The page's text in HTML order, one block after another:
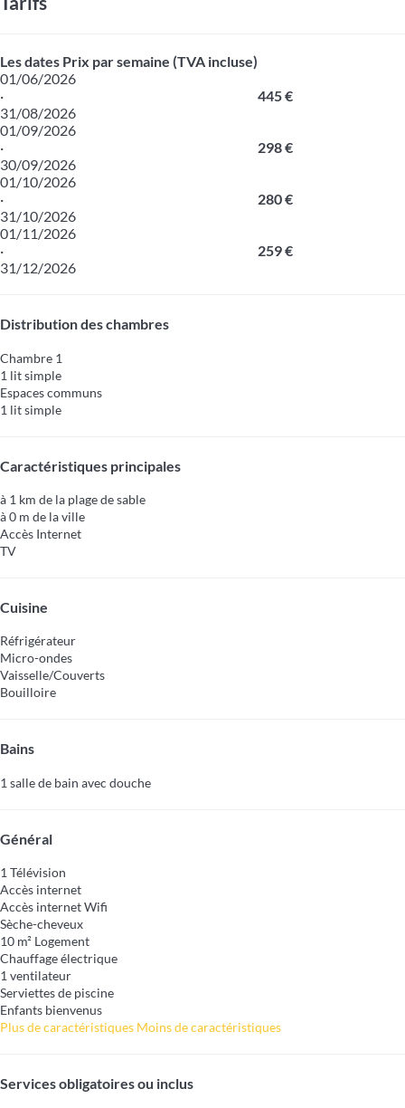
Les dates Prix par semaine (TVA incluse)
01/06/2026
·
31/08/2026
445 €
01/09/2026
·
30/09/2026
298 €
01/10/2026
·
31/10/2026
280 €
01/11/2026
·
31/12/2026
259 €
Distribution des chambres
Chambre 1
1 lit simple
Espaces communs
1 lit simple
Caractéristiques principales
à 1 km de la plage de sable
à 0 m de la ville
Accès Internet
TV
Cuisine
Réfrigérateur
Micro-ondes
Vaisselle/Couverts
Bouilloire
Bains
1 salle de bain avec douche
Général
1 Télévision
Accès internet
Accès internetWifi
Sèche-cheveux
10 m² Logement
Chauffage électrique
1 ventilateur
Serviettes de piscine
Enfants bienvenus
Plus de caractéristiques Moins de caractéristiques
Services obligatoires ou inclus